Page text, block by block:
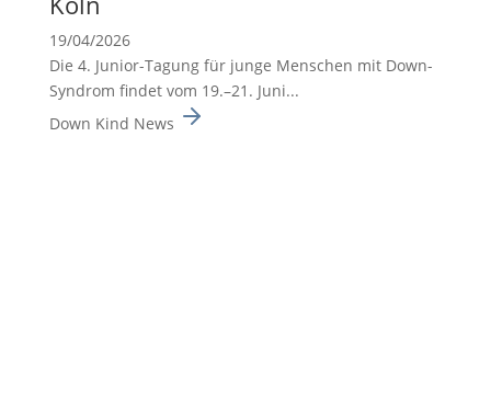
19/04/2026
Die 4. Junior-Tagung für junge Menschen mit Down-
Syndrom findet vom 19.–21. Juni...
Down Kind News